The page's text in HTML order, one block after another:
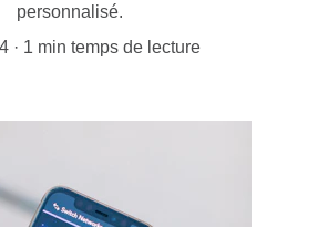
personnalisé.
1 min temps de lecture